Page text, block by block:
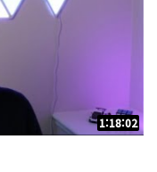
1:18:02